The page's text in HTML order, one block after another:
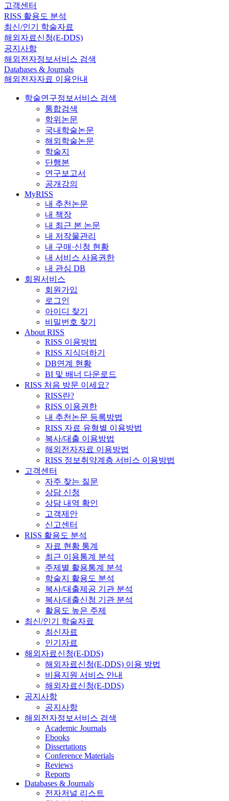
고객센터
RISS 활용도 분석
최신/인기 학술자료
해외자료신청(E-DDS)
공지사항
해외전자정보서비스 검색
Databases & Journals
해외전자자료 이용안내
학술연구정보서비스 검색
통합검색
학위논문
국내학술논문
해외학술논문
학술지
단행본
연구보고서
공개강의
MyRISS
내 추천논문
내 책장
내 최근 본 논문
내 저작물관리
내 구매·신청 현황
내 서비스 사용권한
내 관심 DB
회원서비스
회원가입
로그인
아이디 찾기
비밀번호 찾기
About RISS
RISS 이용방법
RISS 지식더하기
DB연계 현황
BI 및 배너 다운로드
RISS 처음 방문 이세요?
RISS란?
RISS 이용권한
내 추천논문 등록방법
RISS 자료 유형별 이용방법
복사/대출 이용방법
해외전자자료 이용방법
RISS 정보취약계층 서비스 이용방법
고객센터
자주 찾는 질문
상담 신청
상담 내역 확인
고객제안
신고센터
RISS 활용도 분석
자료 현황 통계
최근 이용통계 분석
주제별 활용통계 분석
학술지 활용도 분석
복사/대출제공 기관 분석
복사/대출신청 기관 분석
활용도 높은 주제
최신/인기 학술자료
최신자료
인기자료
해외자료신청(E-DDS)
해외자료신청(E-DDS) 이용 방법
비용지원 서비스 안내
해외자료신청(E-DDS)
공지사항
공지사항
해외전자정보서비스 검색
Academic Journals
Ebooks
Dissertations
Conference Materials
Reviews
Reports
Databases & Journals
전자저널 리스트